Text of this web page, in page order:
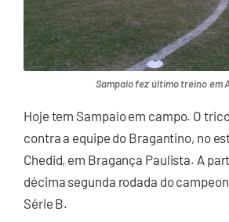
Sampaio fez último treino em
Hoje tem Sampaio em campo. O
contra a equipe do Bragantino, no
Chedid, em Bragança Paulista. A
décima segunda rodada do
Série B.